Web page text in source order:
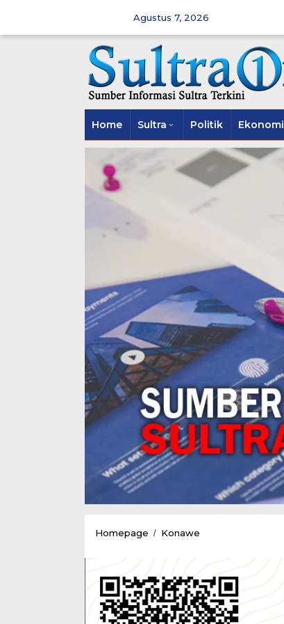
Agustus 7, 2026
Home Sultra Politik Ekonomi
Homepage / Konawe
Lapangan
Devisi
Operator
Excavator